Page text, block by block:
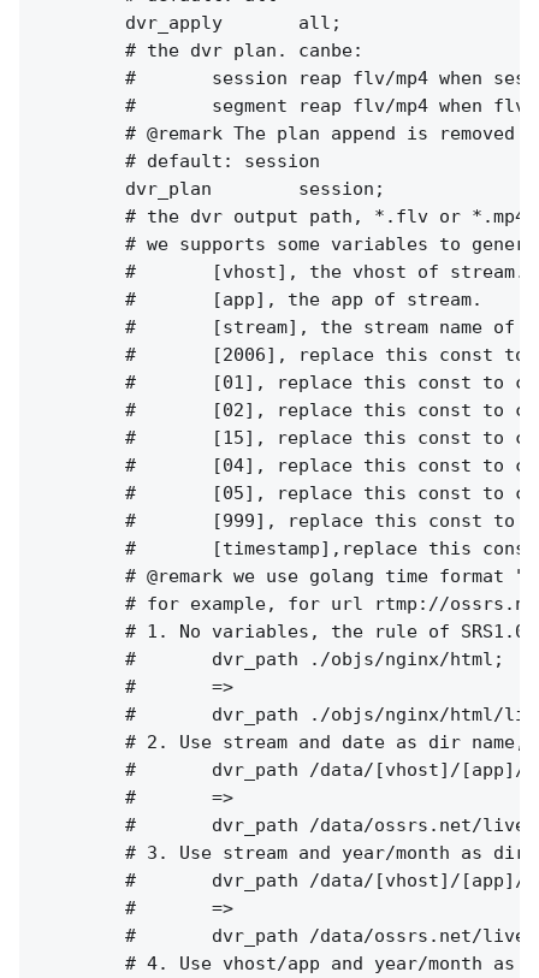
        dvr_apply       all;
        # the dvr plan. canbe:
#       session reap flv/mp4 when
#       segment reap flv/mp4 when
# @remark The plan append is removed
        # default: session
        dvr_plan        session;
        # the dvr output path, *.flv or *.mp4.
# we supports some variables to
        #       [vhost], the vhost of stream.
        #       [app], the app of stream.
#       [stream], the stream name of
#       [2006], replace this const to
#       [01], replace this const to
#       [02], replace this const to
#       [15], replace this const to
#       [04], replace this const to
#       [05], replace this const to
#       [999], replace this const to
#       [timestamp],replace this
# @remark we use golang time format
# for example, for url rtmp://
# 1. No variables, the rule of
        #       dvr_path ./objs/nginx/html;
        #       =>
#       dvr_path ./objs/nginx/html/
# 2. Use stream and date as dir name,
#       dvr_path /data/[vhost]/
        #       =>
#       dvr_path /data/ossrs.net/
# 3. Use stream and year/month as dir
#       dvr_path /data/[vhost]/
        #       =>
#       dvr_path /data/ossrs.net/
# 4. Use vhost/app and year/month as